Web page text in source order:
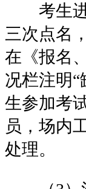
考生进
三次点名
在《报名
况栏注明
生参加考
员，场内
处理。